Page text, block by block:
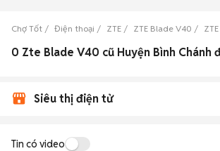
Chợ Tốt Điện thoại ZTE ZTE Blade V40
0 Zte Blade V40 cũ Huyện Bình Chánh
Siêu thị điện tử
Tin có video